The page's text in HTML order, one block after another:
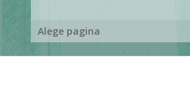
Alege pagina